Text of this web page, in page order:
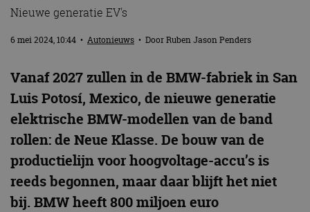
Nieuwe generatie EV's
6 mei 2024, 10:44 • Autonieuws • DoorRuben Jason Penders
Vanaf 2027 zullen in de BMW-fabriek in San
Luis Potosí, Mexico, de nieuwe generatie
elektrische BMW-modellen van de band
rollen: de Neue Klasse. De bouw van de
productielijn voor hoogvoltage-accu’s is
reeds begonnen, maar daar blijft het niet
bij. BMW heeft 800 miljoen euro